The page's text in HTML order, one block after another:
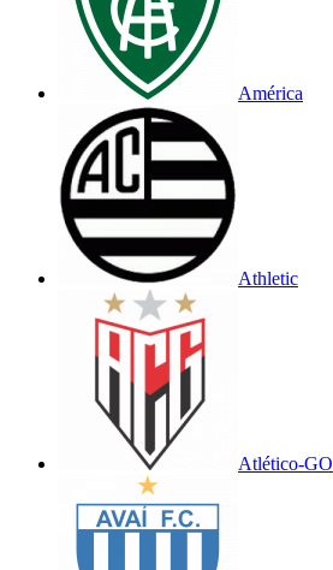
América
Athletic
Atlético-GO